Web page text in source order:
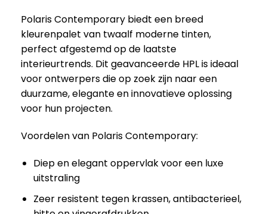
Polaris Contemporary biedt een breed
kleurenpalet van twaalf moderne tinten,
perfect afgestemd op de laatste
interieurtrends. Dit geavanceerde HPL is ideaal
voor ontwerpers die op zoek zijn naar een
duurzame, elegante en innovatieve oplossing
voor hun projecten.
Voordelen van Polaris Contemporary:
Diep en elegant oppervlak voor een luxe
uitstraling
Zeer resistent tegen krassen, antibacterieel,